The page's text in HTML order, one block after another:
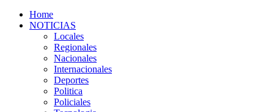
Home
NOTICIAS
Locales
Regionales
Nacionales
Internacionales
Deportes
Politica
Policiales